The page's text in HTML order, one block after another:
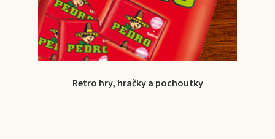
Retro hry, hračky a pochoutky